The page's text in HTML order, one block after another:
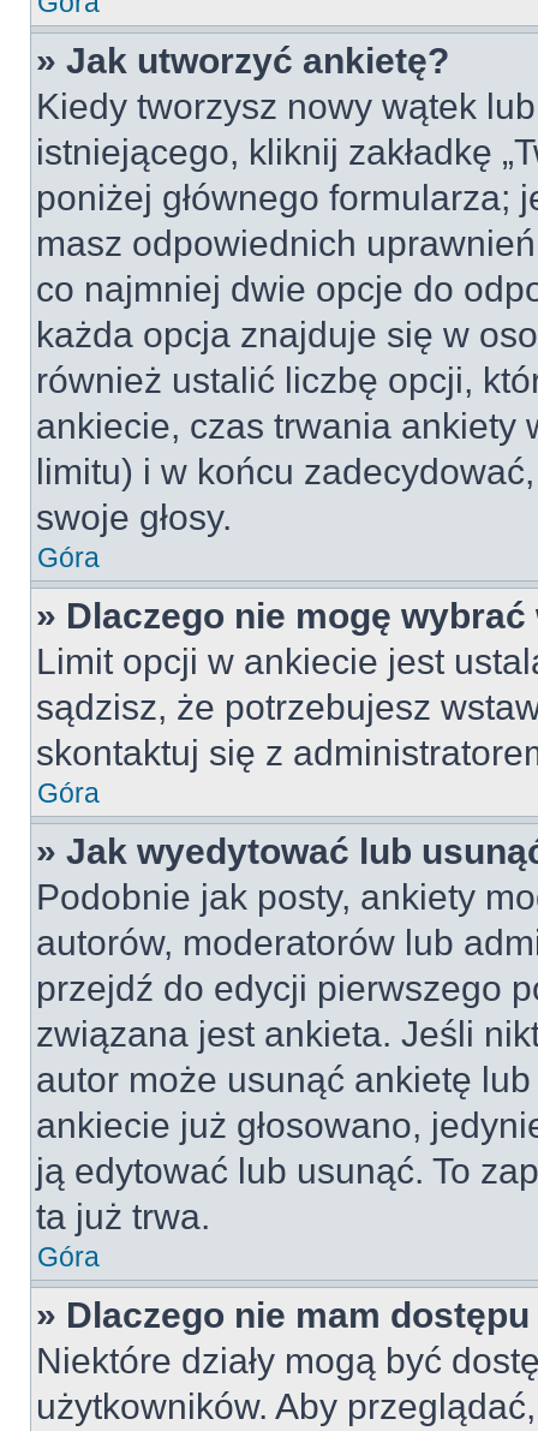
» Jak utworzyć ankietę?
Kiedy tworzysz nowy wątek
istniejącego, kliknij zakładkę
poniżej głównego formularza;
masz odpowiednich
co najmniej dwie opcje do
każda opcja znajduje się w
również ustalić liczbę opcji,
ankiecie, czas trwania ankiety
limitu) i w końcu
swoje głosy.
Góra
» Dlaczego nie mogę
Limit opcji w ankiecie jest
sądzisz, że potrzebujesz
skontaktuj się z
Góra
» Jak wyedytować lub
Podobnie jak posty, ankiety
autorów, moderatorów lub
przejdź do edycji pierwszego
związana jest ankieta. Jeśli
autor może usunąć ankietę
ankiecie już głosowano,
ją edytować lub usunąć. To
ta już trwa.
Góra
» Dlaczego nie mam dostępu
Niektóre działy mogą być
użytkowników. Aby